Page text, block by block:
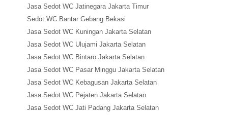
Jasa Sedot WC Jatinegara Jakarta Timur
Sedot WC Bantar Gebang Bekasi
Jasa Sedot WC Kuningan Jakarta Selatan
Jasa Sedot WC Ulujami Jakarta Selatan
Jasa Sedot WC Bintaro Jakarta Selatan
Jasa Sedot WC Pasar Minggu Jakarta Selatan
Jasa Sedot WC Kebagusan Jakarta Selatan
Jasa Sedot WC Pejaten Jakarta Selatan
Jasa Sedot WC Jati Padang Jakarta Selatan